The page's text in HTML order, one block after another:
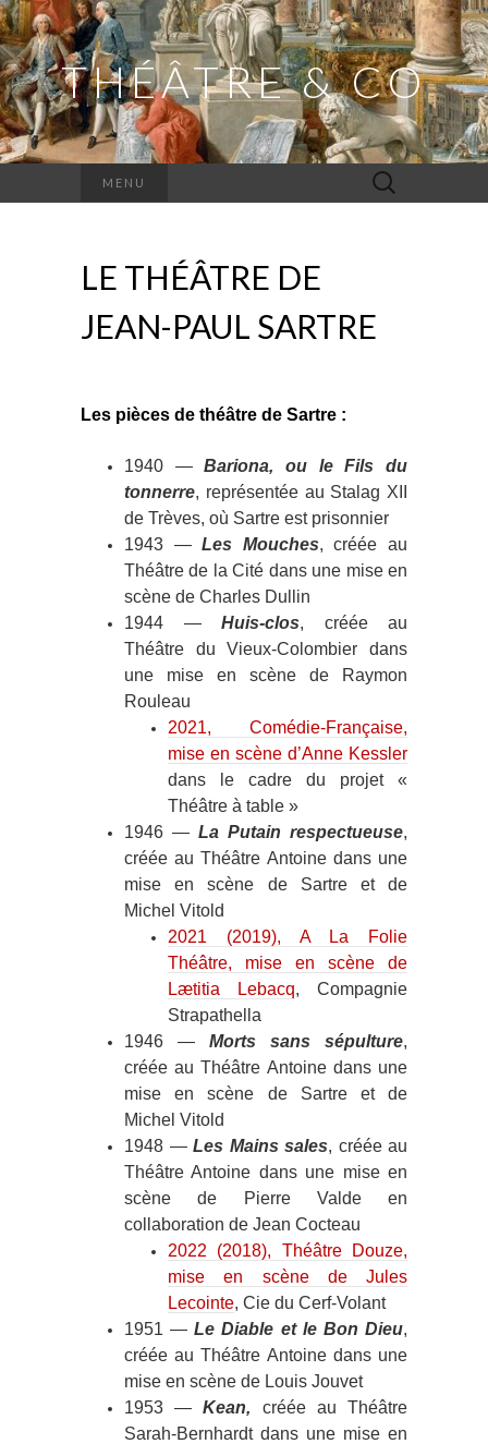
THÉÂTRE & CO
MENU Rechercher :
LE THÉÂTRE DE
JEAN-PAUL SARTRE
Les pièces de théâtre de Sartre :
1940 —Bariona, ou le Fils du
tonnerre, représentée au Stalag XII
de Trèves, où Sartre est prisonnier
1943 —Les Mouches, créée au
Théâtre de la Cité dans une mise en
scène de Charles Dullin
1944 — Huis-clos, créée au
Théâtre du Vieux-Colombier dans
une mise en scène de Raymon
Rouleau
2021, Comédie-Française,
mise en scène d’Anne Kessler
dans le cadre du projet «
Théâtre à table »
1946 — La Putain respectueuse,
créée au Théâtre Antoine dans une
mise en scène de Sartre et de
Michel Vitold
2021 (2019), A La Folie
Théâtre, mise en scène de
Lætitia Lebacq, Compagnie
Strapathella
1946 — Morts sans sépulture,
créée au Théâtre Antoine dans une
mise en scène de Sartre et de
Michel Vitold
1948 — Les Mains sales, créée au
Théâtre Antoine dans une mise en
scène de Pierre Valde en
collaboration de Jean Cocteau
2022 (2018), Théâtre Douze,
mise en scène de Jules
Lecointe, Cie du Cerf-Volant
1951 —Le Diable et le Bon Dieu,
créée au Théâtre Antoine dans une
mise en scène de Louis Jouvet
1953 —Kean, créée au Théâtre
Sarah-Bernhardt dans une mise en